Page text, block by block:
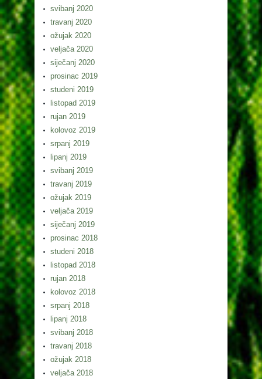
svibanj 2020
travanj 2020
ožujak 2020
veljača 2020
siječanj 2020
prosinac 2019
studeni 2019
listopad 2019
rujan 2019
kolovoz 2019
srpanj 2019
lipanj 2019
svibanj 2019
travanj 2019
ožujak 2019
veljača 2019
siječanj 2019
prosinac 2018
studeni 2018
listopad 2018
rujan 2018
kolovoz 2018
srpanj 2018
lipanj 2018
svibanj 2018
travanj 2018
ožujak 2018
veljača 2018